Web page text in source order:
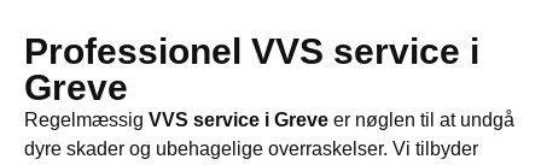
Professionel VVS service i
Greve
Regelmæssig VVS service i Greve er nøglen til at undgå
dyre skader og ubehagelige overraskelser. Vi tilbyder